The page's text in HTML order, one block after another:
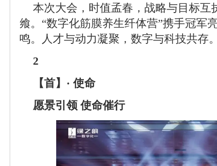
本次大会，时值孟春，战略与目标互
飨。“数字化筋膜养生纤体营”携手冠军
鸣。人才与动力凝聚，数字与科技共存
2
【首】· 使命
愿景引领 使命催行